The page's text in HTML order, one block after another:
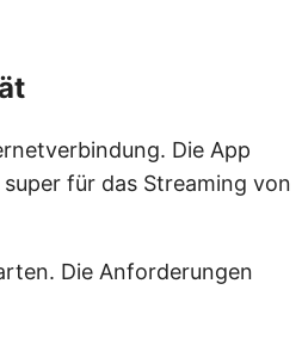
Die App
für das Streaming von
Die Anforderungen